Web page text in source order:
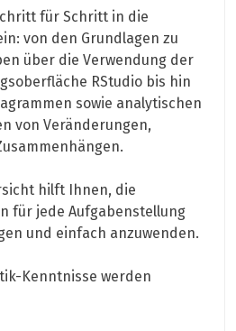
für Schritt in die
von den Grundlagen zu
über die Verwendung der
RStudio bis hin
sowie analytischen
von Veränderungen,
hilft Ihnen, die
für jede Aufgabenstellung
und einfach anzuwenden.
Kenntnisse werden